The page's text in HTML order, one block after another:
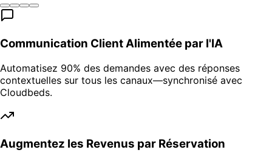
Communication Client Alimentée par l'IA
Automatisez 90% des demandes avec des réponses
contextuelles sur tous les canaux—synchronisé avec
Cloudbeds.
Augmentez les Revenus par Réservation